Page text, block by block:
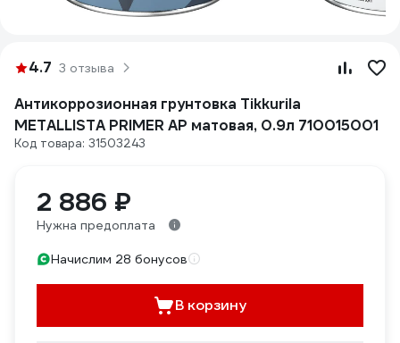
4.7 3 отзыва
Антикоррозионная грунтовка Tikkurila
METALLISTA PRIMER AP матовая, 0.9л 710015001
Код товара: 31503243
2 886 ₽
Нужна предоплата
Начислим 28 бонусов
В корзину